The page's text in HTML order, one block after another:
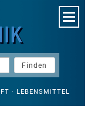
· LEBENSMITTEL